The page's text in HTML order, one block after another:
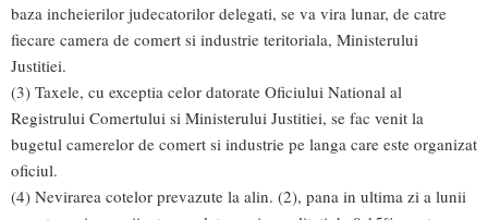
baza incheierilor judecatorilor delegati, se va vira lunar, de catre
fiecare camera de comert si industrie teritoriala, Ministerului
Justitiei.
(3) Taxele, cu exceptia celor datorate Oficiului National al
Registrului Comertului si Ministerului Justitiei, se fac venit la
bugetul camerelor de comert si industrie pe langa care este organizat
oficiul.
(4) Nevirarea cotelor prevazute la alin. (2), pana in ultima zi a lunii